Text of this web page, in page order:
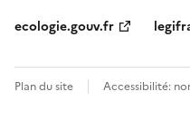
ecologie.gouv.fr
Plan du site Accessibilité: